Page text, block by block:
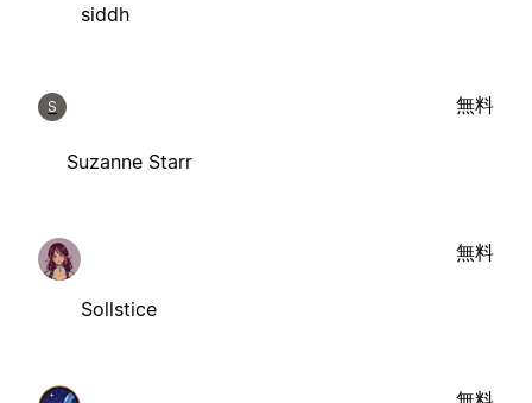
siddh
S
Suzanne Starr
無料
Sollstice
無料